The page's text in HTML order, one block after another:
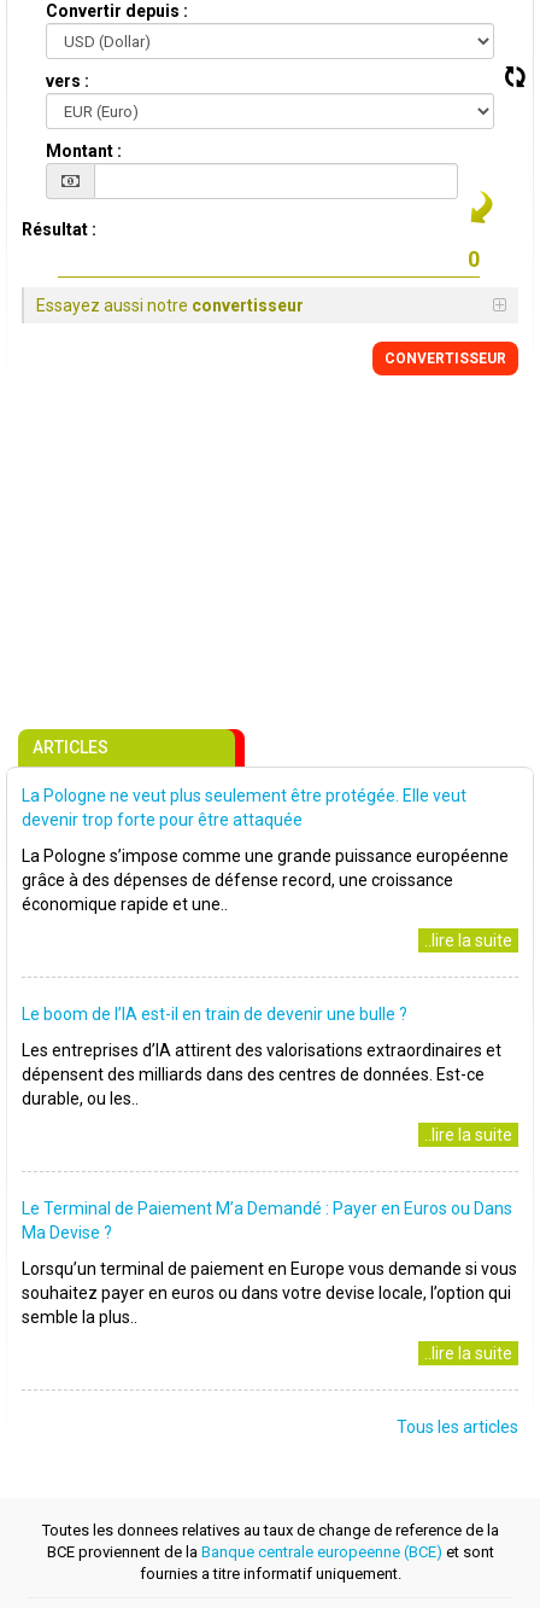
Convertir depuis :
vers :
Montant :
Résultat :
Essayez aussi notre convertisseur
CONVERTISSEUR
ARTICLES
La Pologne ne veut plus seulement être protégée. Elle veut
devenir trop forte pour être attaquée
La Pologne s’impose comme une grande puissance européenne
grâce à des dépenses de défense record, une croissance
économique rapide et une..
..lire la suite
Le boom de l’IA est-il en train de devenir une bulle ?
Les entreprises d’IA attirent des valorisations extraordinaires et
dépensent des milliards dans des centres de données. Est-ce
durable, ou les..
..lire la suite
Le Terminal de Paiement M’a Demandé : Payer en Euros ou Dans
Ma Devise ?
Lorsqu’un terminal de paiement en Europe vous demande si vous
souhaitez payer en euros ou dans votre devise locale, l’option qui
semble la plus..
..lire la suite
Tous les articles
Toutes les donnees relatives au taux de change de reference de la
BCE proviennent de la Banque centrale europeenne (BCE) et sont
fournies a titre informatif uniquement.